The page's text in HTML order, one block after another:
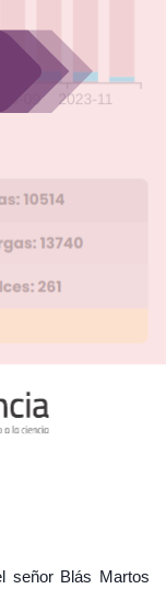
señor Blás Martos